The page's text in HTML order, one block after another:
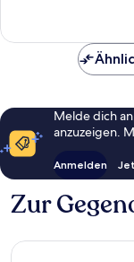
Melde dich
anzuzeigen.
Anmelden
Zur